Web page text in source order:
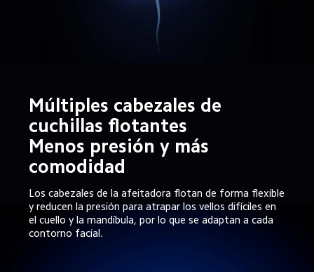
Múltiples cabezales de
cuchillas flotantes
Menos presión y más
comodidad
Los cabezales de la afeitadora flotan de forma flexible
y reducen la presión para atrapar los vellos difíciles en
el cuello y la mandíbula, por lo que se adaptan a cada
contorno facial.